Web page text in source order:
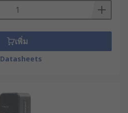
เพิ่ม
Datasheets